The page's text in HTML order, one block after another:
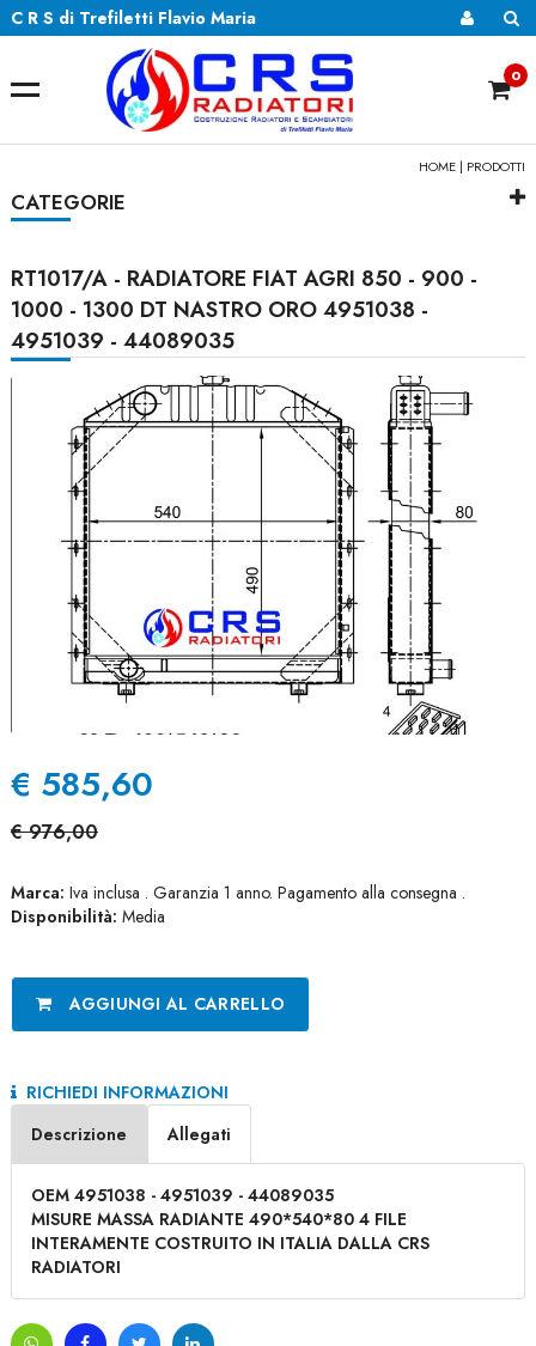
C R S di Trefiletti Flavio Maria
0
HOME | PRODOTTI
CATEGORIE
RT1017/A - RADIATORE FIAT AGRI 850 - 900 -
1000 - 1300 DT NASTRO ORO 4951038 -
4951039 - 44089035
€ 585,60
€ 976,00
Marca: Iva inclusa . Garanzia 1 anno. Pagamento alla consegna .
Disponibilità: Media
AGGIUNGI AL CARRELLO
RICHIEDI INFORMAZIONI
Descrizione
Allegati
OEM 4951038 - 4951039 - 44089035
MISURE MASSA RADIANTE 490*540*80 4 FILE
INTERAMENTE COSTRUITO IN ITALIA DALLA CRS
RADIATORI